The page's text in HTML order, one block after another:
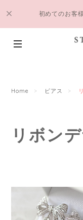
初めてのお客
Home ピアス
リボン